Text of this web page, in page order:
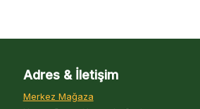
Adres & İletişim
Merkez Mağaza